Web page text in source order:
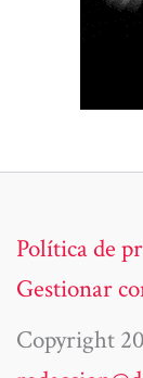
Política de
Gestionar
Copyright